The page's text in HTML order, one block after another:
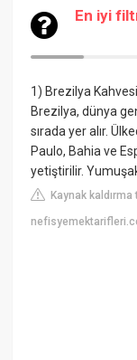
En iyi
1) Brezilya Kahvesi
Brezilya, dünya
sırada yer alır.
Paulo, Bahia ve
yetiştirilir.
Kaynak kaldırma